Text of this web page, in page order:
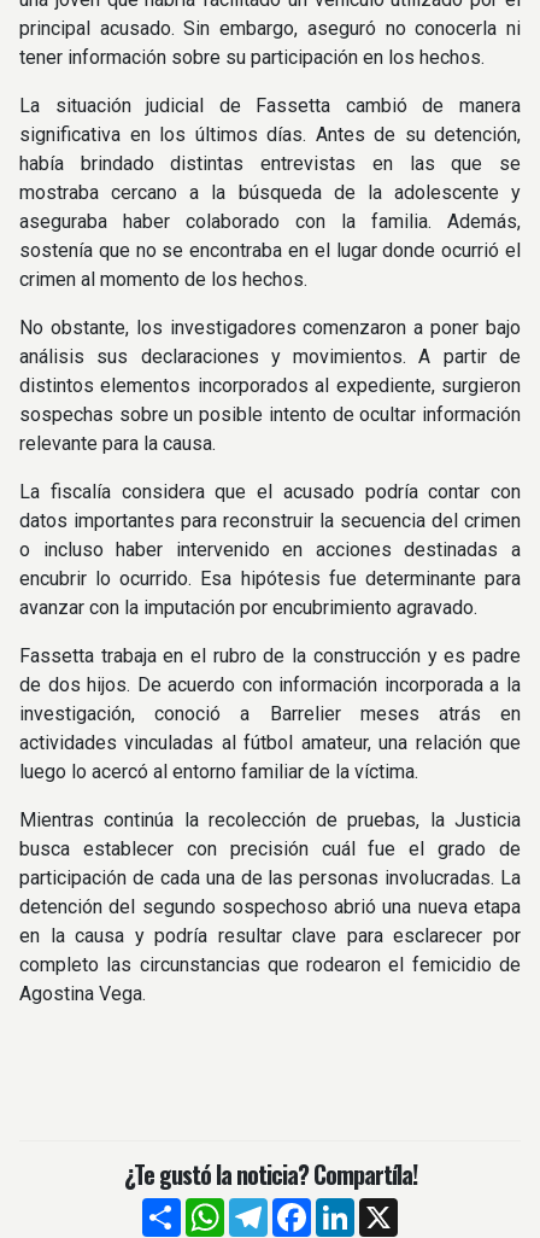
principal acusado. Sin embargo, aseguró no conocerla ni
tener información sobre su participación en los hechos.
La situación judicial de Fassetta cambió de manera
significativa en los últimos días. Antes de su detención,
había brindado distintas entrevistas en las que se
mostraba cercano a la búsqueda de la adolescente y
aseguraba haber colaborado con la familia. Además,
sostenía que no se encontraba en el lugar donde ocurrió el
crimen al momento de los hechos.
No obstante, los investigadores comenzaron a poner bajo
análisis sus declaraciones y movimientos. A partir de
distintos elementos incorporados al expediente, surgieron
sospechas sobre un posible intento de ocultar información
relevante para la causa.
La fiscalía considera que el acusado podría contar con
datos importantes para reconstruir la secuencia del crimen
o incluso haber intervenido en acciones destinadas a
encubrir lo ocurrido. Esa hipótesis fue determinante para
avanzar con la imputación por encubrimiento agravado.
Fassetta trabaja en el rubro de la construcción y es padre
de dos hijos. De acuerdo con información incorporada a la
investigación, conoció a Barrelier meses atrás en
actividades vinculadas al fútbol amateur, una relación que
luego lo acercó al entorno familiar de la víctima.
Mientras continúa la recolección de pruebas, la Justicia
busca establecer con precisión cuál fue el grado de
participación de cada una de las personas involucradas. La
detención del segundo sospechoso abrió una nueva etapa
en la causa y podría resultar clave para esclarecer por
completo las circunstancias que rodearon el femicidio de
Agostina Vega.
¿Te gustó la noticia? Compartíla!
CompartirWhatsApp
TelegramFacebook
LinkedIn